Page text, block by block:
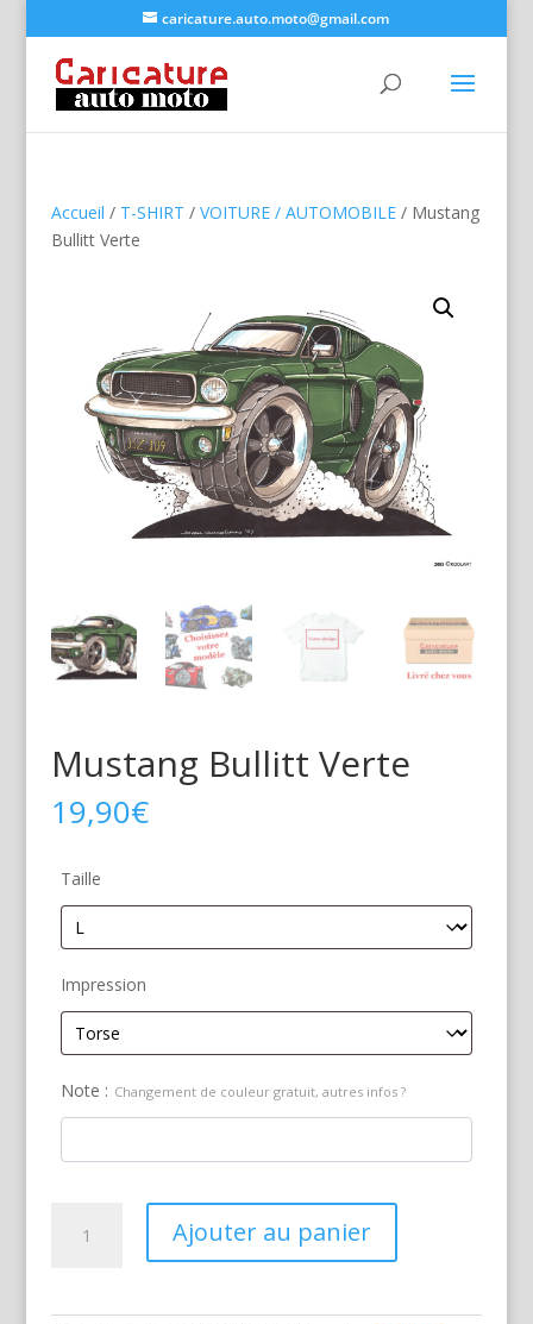
caricature.auto.moto@gmail.com
Accueil / T-SHIRT / VOITURE / AUTOMOBILE/ Mustang
Bullitt Verte
Mustang Bullitt Verte
19,90€
Taille
Impression
Note : Changement de couleur gratuit, autres infos ?
Ajouter au panier